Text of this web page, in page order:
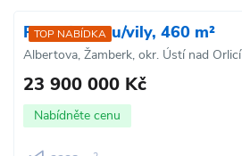
TOP NABÍDKA
Prodej domu/vily, 460 m²
Albertova, Žamberk, okr. Ústí nad Orlicí
23 900 000 Kč
Nabídněte cenu